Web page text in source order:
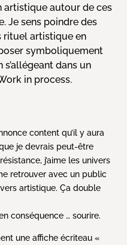
artistique autour de ces
Je sens poindre des
rituel artistique en
symboliquement
dans un
in process.
content qu’il y aura
je devrais peut-être
j’aime les univers
retrouver avec un public
artistique. Ça double
conséquence … sourire.
une affiche écriteau «